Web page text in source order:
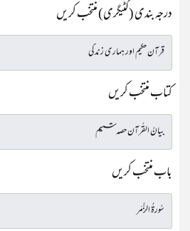
درجہ بندی (کٹیگری) منتخب کریں
کتاب منتخب کریں
باب منتخب کریں